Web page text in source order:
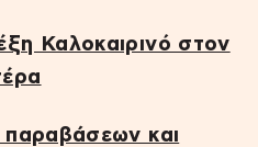
Καλοκαιρινό στον
παραβάσεων και